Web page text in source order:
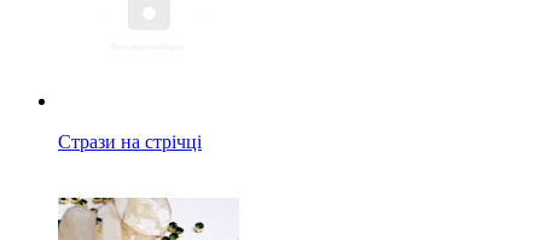
Стрази на стрічці